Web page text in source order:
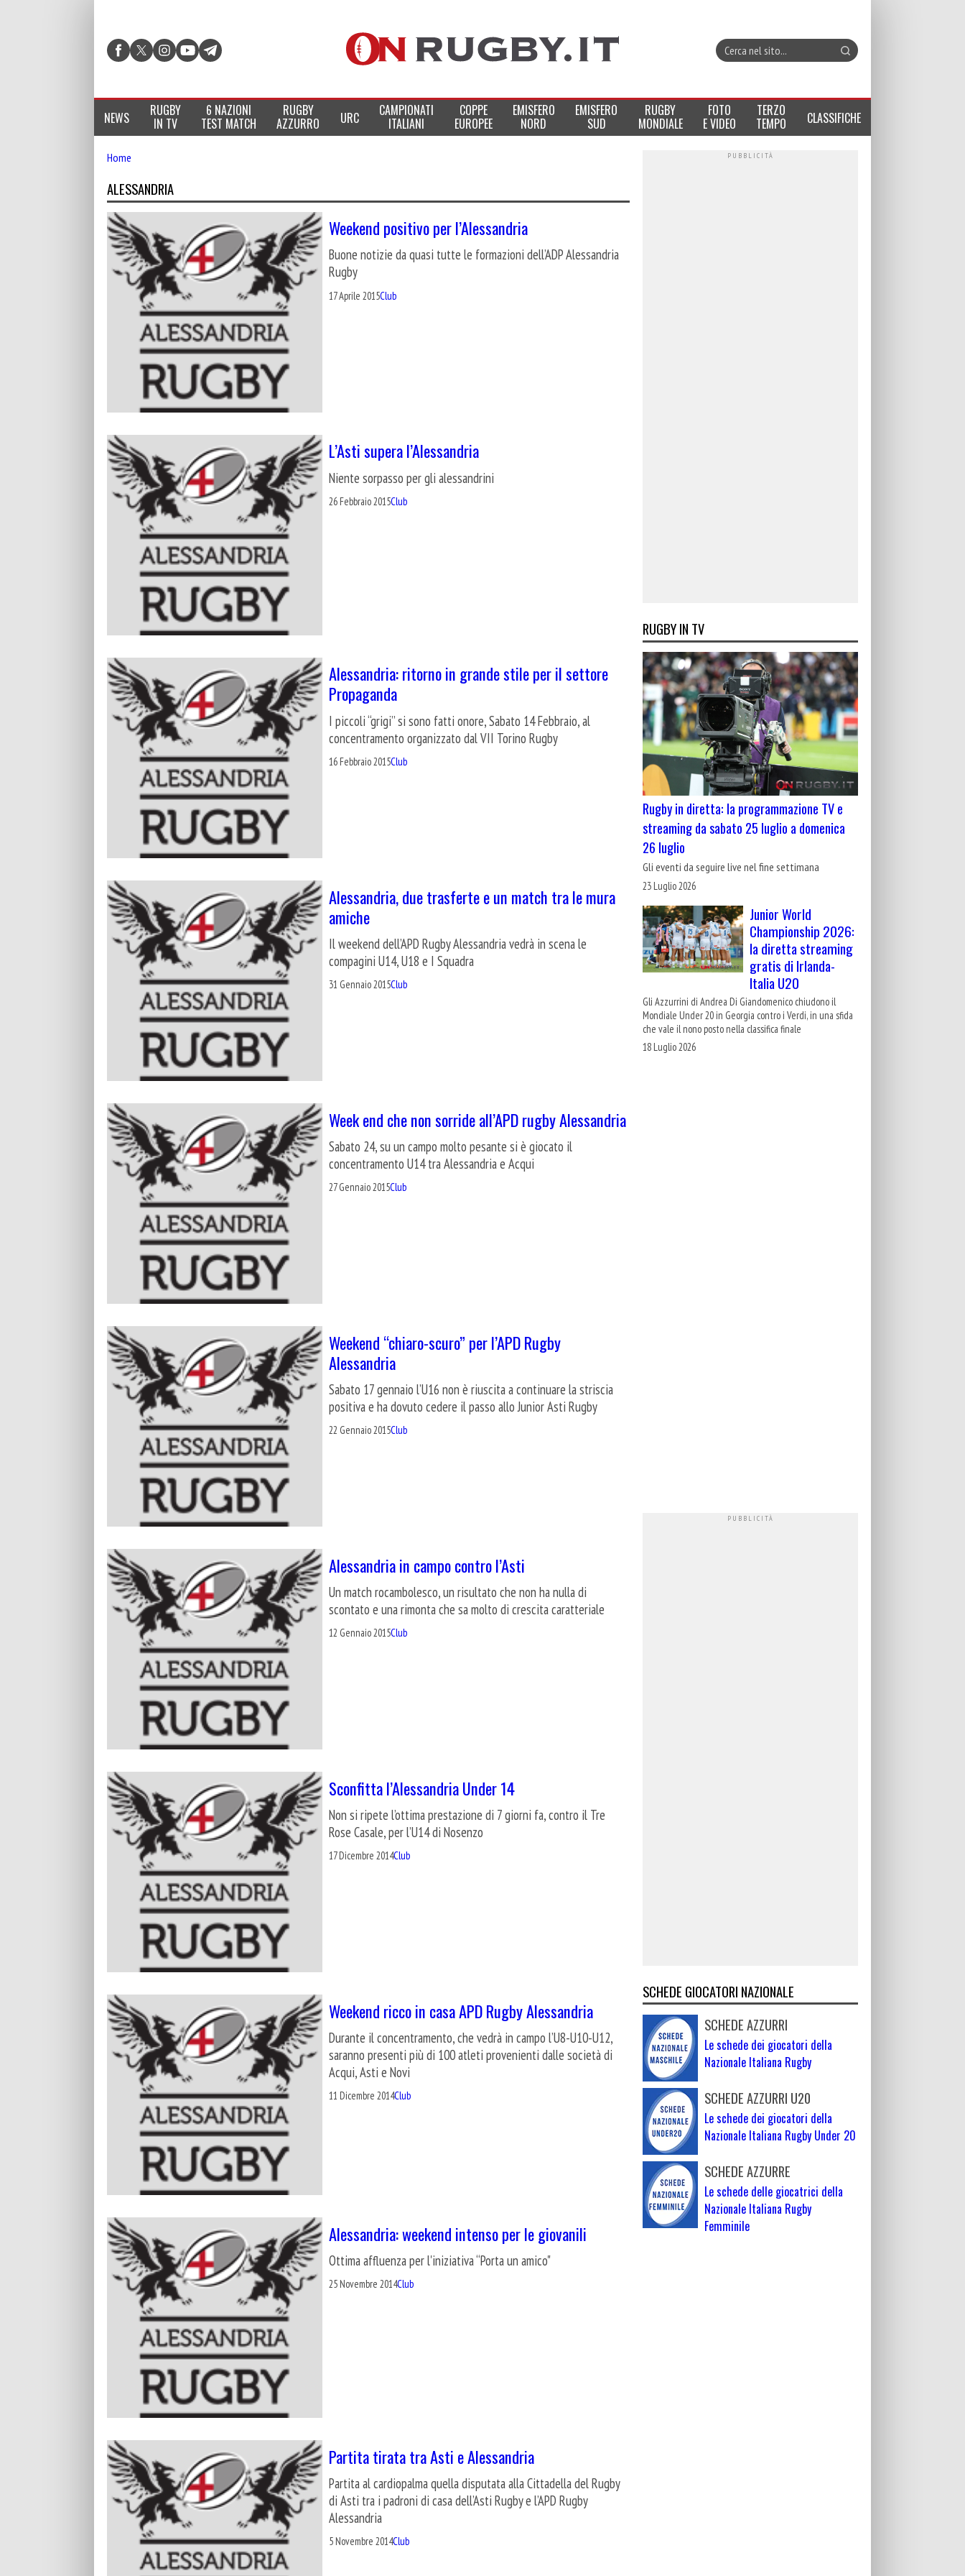
NEWS RUGBY
IN TV
6 NAZIONI
TEST MATCH
RUGBY
AZZURRO URC CAMPIONATI
ITALIANI
COPPE
EUROPEE
EMISFERO
NORD
EMISFERO
SUD
RUGBY
MONDIALE
FOTO
E VIDEO
TERZO
TEMPO CLASSIFICHE
Home
ALESSANDRIA
Weekend positivo per l’Alessandria
Buone notizie da quasi tutte le formazioni dell’ADP Alessandria
Rugby
17 Aprile 2015Club
L’Asti supera l’Alessandria
Niente sorpasso per gli alessandrini
26 Febbraio 2015Club
Alessandria: ritorno in grande stile per il settore
Propaganda
I piccoli “grigi” si sono fatti onore, Sabato 14 Febbraio, al
concentramento organizzato dal VII Torino Rugby
16 Febbraio 2015Club
Alessandria, due trasferte e un match tra le mura
amiche
Il weekend dell’APD Rugby Alessandria vedrà in scena le
compagini U14, U18 e I Squadra
31 Gennaio 2015Club
Week end che non sorride all’APD rugby Alessandria
Sabato 24, su un campo molto pesante si è giocato il
concentramento U14 tra Alessandria e Acqui
27 Gennaio 2015Club
Weekend “chiaro-scuro” per l’APD Rugby
Alessandria
Sabato 17 gennaio l’U16 non è riuscita a continuare la striscia
positiva e ha dovuto cedere il passo allo Junior Asti Rugby
22 Gennaio 2015Club
Alessandria in campo contro l’Asti
Un match rocambolesco, un risultato che non ha nulla di
scontato e una rimonta che sa molto di crescita caratteriale
12 Gennaio 2015Club
Sconfitta l’Alessandria Under 14
Non si ripete l’ottima prestazione di 7 giorni fa, contro il Tre
Rose Casale, per l’U14 di Nosenzo
17 Dicembre 2014Club
Weekend ricco in casa APD Rugby Alessandria
Durante il concentramento, che vedrà in campo l’U8-U10-U12,
saranno presenti più di 100 atleti provenienti dalle società di
Acqui, Asti e Novi
11 Dicembre 2014Club
Alessandria: weekend intenso per le giovanili
Ottima affluenza per l'iniziativa “Porta un amico"
25 Novembre 2014Club
Partita tirata tra Asti e Alessandria
Partita al cardiopalma quella disputata alla Cittadella del Rugby
di Asti tra i padroni di casa dell’Asti Rugby e l’APD Rugby
Alessandria
5 Novembre 2014Club
RUGBY IN TV
Rugby in diretta: la programmazione TV e
streaming da sabato 25 luglio a domenica
26 luglio
Gli eventi da seguire live nel fine settimana
23 Luglio 2026
Junior World
Championship 2026:
la diretta streaming
gratis di Irlanda-
Italia U20
Gli Azzurrini di Andrea Di Giandomenico chiudono il
Mondiale Under 20 in Georgia contro i Verdi, in una sfida
che vale il nono posto nella classifica finale
18 Luglio 2026
SCHEDE GIOCATORI NAZIONALE
SCHEDE AZZURRI
Le schede dei giocatori della
Nazionale Italiana Rugby
SCHEDE AZZURRI U20
Le schede dei giocatori della
Nazionale Italiana Rugby Under 20
SCHEDE AZZURRE
Le schede delle giocatrici della
Nazionale Italiana Rugby
Femminile